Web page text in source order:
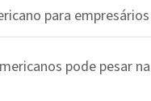
para empresários
pode pesar